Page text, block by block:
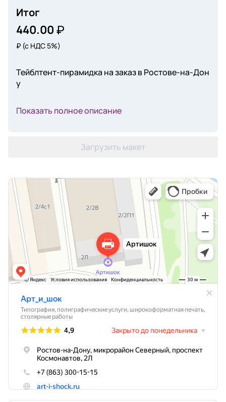
Итог
440.00
₽ (с НДС 5%)
Тейблтент-пирамидка на заказ в Ростове-на-Дон
у
Показать полное описание
Загрузить макет